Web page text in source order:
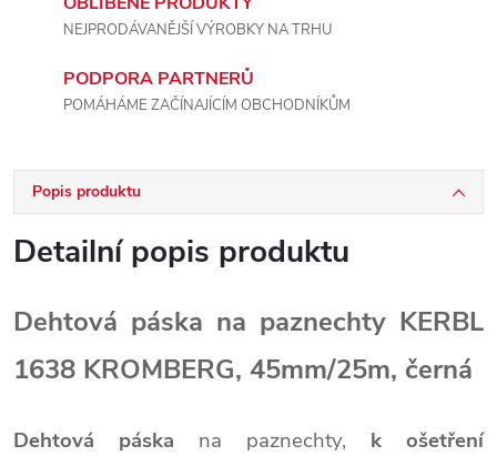
NEJPRODÁVANĚJŠÍ VÝROBKY NA TRHU
PODPORA PARTNERŮ
POMÁHÁME ZAČÍNAJÍCÍM OBCHODNÍKŮM
Popis produktu
Detailní popis produktu
Dehtová páska na paznechty KERBL
1638 KROMBERG, 45mm/25m, černá
Dehtová páska na paznechty, k ošetření